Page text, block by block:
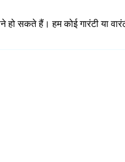
हो सकते हैं। हम कोई गारंटी या